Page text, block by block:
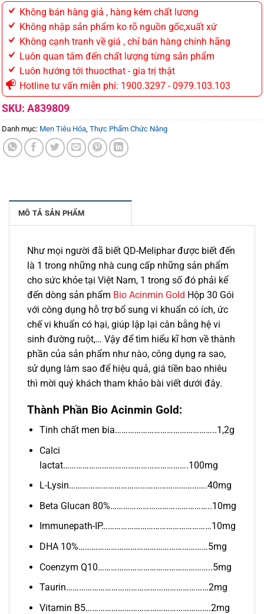
Không bán hàng giả , hàng kém chất lương
Không nhập sản phẩm ko rõ nguồn gốc,xuất xứ
Không cạnh tranh về giá , chỉ bán hàng chính hãng
Luôn quan tâm đến chất lượng từng sản phẩm
Luôn hướng tới thuocthat - gia trị thật
Hotline tư vấn miễn phí: 1900.3297 - 0979.103.103
SKU: A839809
Danh mục: Men Tiêu Hóa Thực Phẩm Chức Năng
MÔ TẢ SẢN PHẨM
Như mọi người đã biết QD-Meliphar được biết đến
là 1 trong những nhà cung cấp những sản phẩm
cho sức khỏe tại Việt Nam, 1 trong số đó phải kể
đến dòng sản phẩm Bio Acinmin Gold Hộp 30 Gói
với công dụng hỗ trợ bổ sung vi khuẩn có ích, ức
chế vi khuẩn có hại, giúp lập lại cân bằng hệ vi
sinh đường ruột,… Vậy để tìm hiểu kĩ hơn về thành
phần của sản phẩm như nào, công dụng ra sao,
sử dụng làm sao để hiệu quả, giá tiền bao nhiêu
thì mời quý khách tham khảo bài viết dưới đây.
Thành Phần Bio Acinmin Gold:
Tinh chất men bia………………………………………..1,2g
Calci
lactat………………………………………………….100mg
L-Lysin……………………………………………………….40mg
Beta Glucan 80%………………………………………..10mg
Immunepath-IP……………………………………………10mg
DHA 10%……………………………………………………5mg
Coenzym Q10……………………………………………..5mg
Taurin…………………………………………………………2mg
Vitamin B5………………………………………………….2mg